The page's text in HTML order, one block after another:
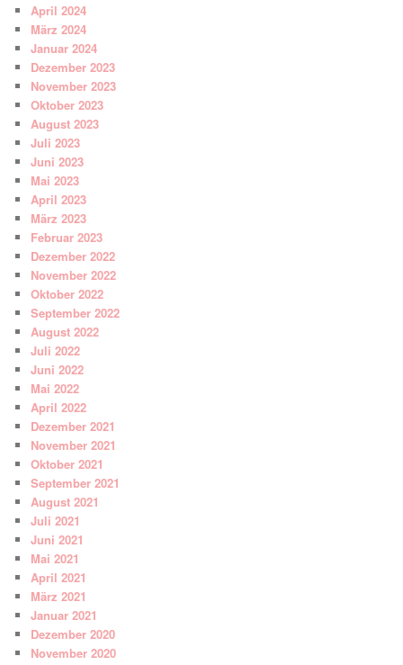
April 2024
März 2024
Januar 2024
Dezember 2023
November 2023
Oktober 2023
August 2023
Juli 2023
Juni 2023
Mai 2023
April 2023
März 2023
Februar 2023
Dezember 2022
November 2022
Oktober 2022
September 2022
August 2022
Juli 2022
Juni 2022
Mai 2022
April 2022
Dezember 2021
November 2021
Oktober 2021
September 2021
August 2021
Juli 2021
Juni 2021
Mai 2021
April 2021
März 2021
Januar 2021
Dezember 2020
November 2020